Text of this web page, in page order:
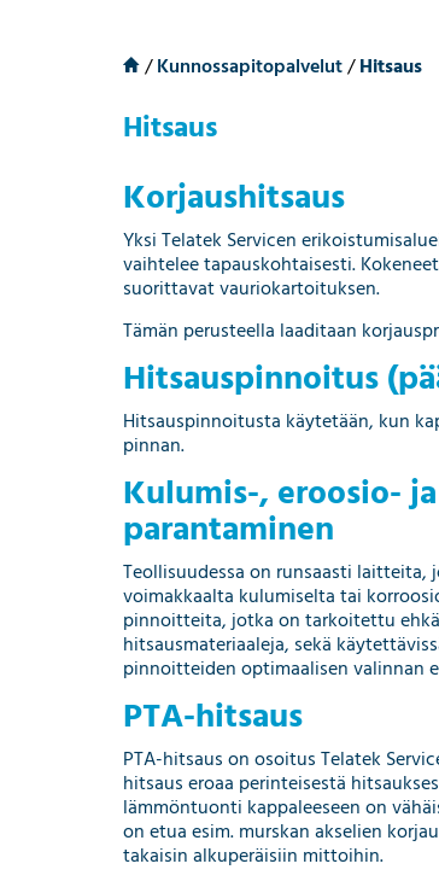
/Kunnossapitopalvelut/Hitsaus
Hitsaus
Korjaushitsaus
Yksi Telatek Servicen
vaihtelee tapauskohtaisesti.
suorittavat vauriokartoituksen.
Tämän perusteella laaditaan
Hitsauspinnoitus
Hitsauspinnoitusta käytetään, kun
pinnan.
Kulumis-, eroosio-
parantaminen
Teollisuudessa on runsaasti
voimakkaalta kulumiselta tai
pinnoitteita, jotka on tarkoitettu
hitsausmateriaaleja, sekä
pinnoitteiden optimaalisen valinnan
PTA-hitsaus
PTA-hitsaus on osoitus Telatek
hitsaus eroaa perinteisestä
lämmöntuonti kappaleeseen on
on etua esim. murskan akselien
takaisin alkuperäisiin mittoihin.